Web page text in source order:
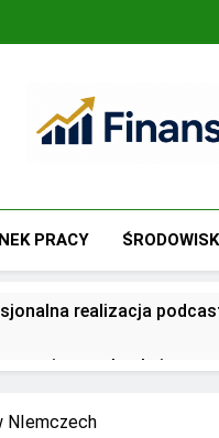
Finanse
PRACY
realizacja
usług
przed biurami
NIemczech